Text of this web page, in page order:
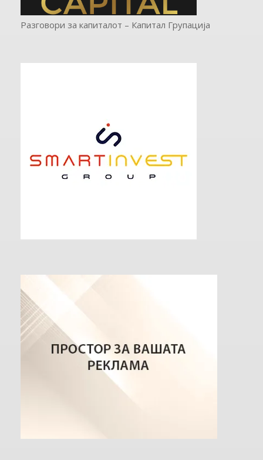
Разговори за капиталот – Капитал Групација